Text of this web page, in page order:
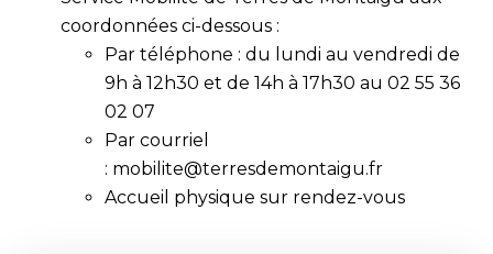
coordonnées ci-dessous :
Par téléphone : du lundi au vendredi de
9h à 12h30 et de 14h à 17h30 au 02 55 36
02 07
Par courriel
: mobilite@terresdemontaigu.fr
Accueil physique sur rendez-vous